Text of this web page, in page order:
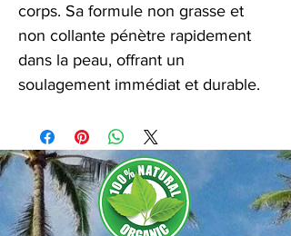
corps. Sa formule non grasse et
non collante pénètre rapidement
dans la peau, offrant un
soulagement immédiat et durable.